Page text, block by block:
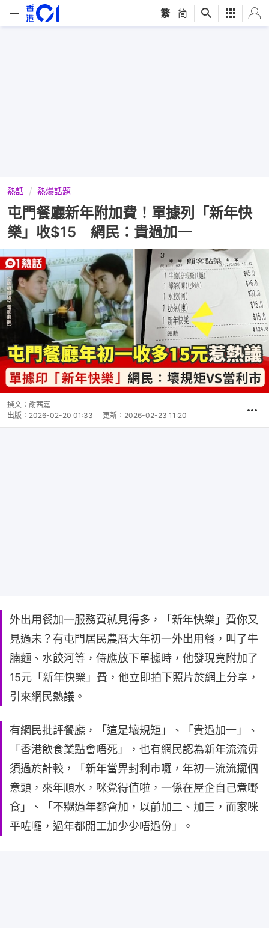
繁 简
熱話 熱爆話題
屯門餐廳新年附加費！單據列「新年快
樂」收$15 網民：貴過加一
撰文： 謝茜嘉
出版： 2026-02-20 01:33 更新： 2026-02-23 11:20
外出用餐加一服務費就見得多，「新年快樂」費你又
見過未？有屯門居民農曆大年初一外出用餐，叫了牛
腩麵、水餃河等，侍應放下單據時，他發現竟附加了
15元「新年快樂」費，他立即拍下照片於網上分享，
引來網民熱議。
有網民批評餐廳，「這是壞規矩」、「貴過加一」、
「香港飲食業點會唔死」，也有網民認為新年流流毋
須過於計較，「新年當畀封利市囉，年初一流流攞個
意頭，來年順水，咪覺得值啦，一係在屋企自己煮嘢
食」、「不嬲過年都會加，以前加二、加三，而家咪
平咗囉，過年都開工加少少唔過份」。